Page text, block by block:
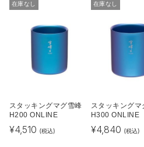
在庫なし
スタッキングマグ雪峰
H200 ONLINE
¥4,510 (税込)
在庫なし
スタッキングマ
H300 ONLINE
¥4,840 (税込)